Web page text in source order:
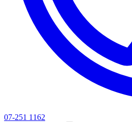
07-251 1162